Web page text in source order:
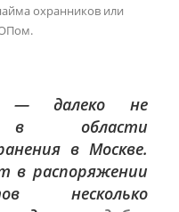
охранников или
— далеко не
в области
в Москве.
в распоряжении
несколько